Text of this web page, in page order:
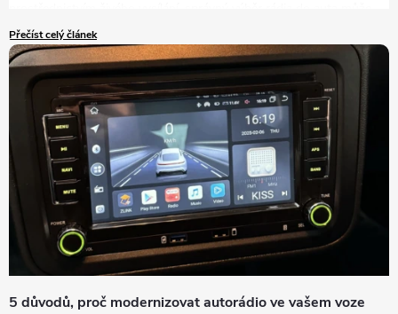
výrazně zlepšit vaše zážitky na cestách. V tomto článku se podrobně
podíváme na to, jak vybrat autorádio, které bude nejlépe vyhovovat
vašim potřebám a představám.
Přečíst celý článek
5 důvodů, proč modernizovat autorádio ve vašem voze